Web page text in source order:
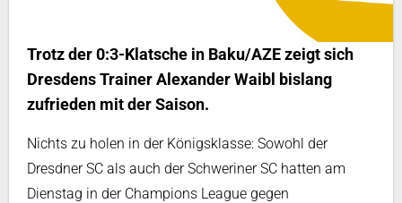
Trotz der 0:3-Klatsche in Baku/AZE zeigt sich
Dresdens Trainer Alexander Waibl bislang
zufrieden mit der Saison.
Nichts zu holen in der Königsklasse: Sowohl der
Dresdner SC als auch der Schweriner SC hatten am
Dienstag in der Champions League gegen